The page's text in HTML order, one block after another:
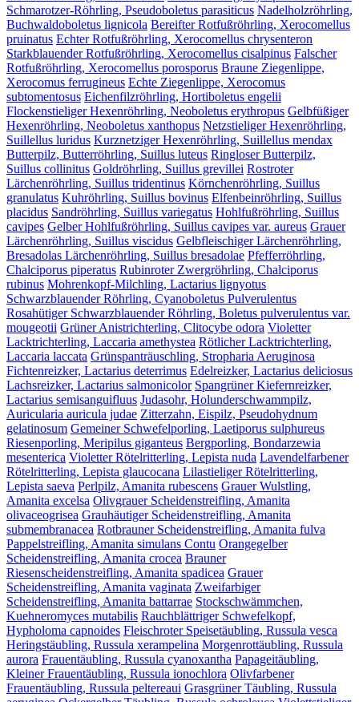
Schmarotzer-Röhrling, Pseudoboletus parasiticus Nadelholzröhrling,
Buchwaldoboletus lignicola Bereifter Rotfußröhrling, Xerocomellus
pruinatus Echter Rotfußröhrling, Xerocomellus chrysenteron
Starkblauender Rotfußröhrling, Xerocomellus cisalpinus Falscher
Rotfußröhrling, Xerocomellus porosporus Braune Ziegenlippe,
Xerocomus ferrugineus Echte Ziegenlippe, Xerocomus
subtomentosus Eichenfilzröhrling, Hortiboletus engelii
Flockenstieliger Hexenröhrling, Neoboletus erythropus Gelbfüßiger
Hexenröhrling, Neoboletus xanthopus Netzstieliger Hexenröhrling,
Suillellus luridus Kurznetziger Hexenröhrling, Suillellus mendax
Butterpilz, Butterröhrling, Suillus luteus Ringloser Butterpilz,
Suillus collinitus Goldröhrling, Suillus grevillei Rostroter
Lärchenröhrling, Suillus tridentinus Körnchenröhrling, Suillus
granulatus Kuhröhrling, Suillus bovinus Elfenbeinröhrling, Suillus
placidus Sandröhrling, Suillus variegatus Hohlfußröhrling, Suillus
cavipes Gelber Hohlfußröhrling, Suillus cavipes var. aureus Grauer
Lärchenröhrling, Suillus viscidus Gelbfleischiger Lärchenröhrling,
Bresadolas Lärchenröhrling, Suillus bresadolae Pfefferröhrling,
Chalciporus piperatus Rubinroter Zwergröhrling, Chalciporus
rubinus Mohrenkopf-Milchling, Lactarius lignyotus
Schwarzblauender Röhrling, Cyanoboletus Pulverulentus
Rosahütiger Schwarzblauender Röhrling, Boletus pulverulentus var.
mougeotii Grüner Anistrichterling, Clitocybe odora Violetter
Lacktrichterling, Laccaria amethystea Rötlicher Lacktrichterling,
Laccaria laccata Grünspanträuschling, Stropharia Aeruginosa
Fichtenreizker, Lactarius deterrimus Edelreizker, Lactarius deliciosus
Lachsreizker, Lactarius salmonicolor Spangrüner Kiefernreizker,
Lactarius semisanguifluus Judasohr, Holunderschwammpilz,
Auricularia auricula judae Zitterzahn, Eispilz, Pseudohydnum
gelatinosum Gemeiner Schwefelporling, Laetiporus sulphureus
Riesenporling, Meripilus giganteus Bergporling, Bondarzewia
mesenterica Violetter Rötelritterling, Lepista nuda Lavendelfarbener
Rötelritterling, Lepista glaucocana Lilastieliger Rötelritterling,
Lepista saeva Perlpilz, Amanita rubescens Grauer Wulstling,
Amanita excelsa Olivgrauer Scheidenstreifling, Amanita
olivaceogrisea Grauhäutiger Scheidenstreifling, Amanita
submembranacea Rotbrauner Scheidenstreifling, Amanita fulva
Pappelstreifling, Amanita simulans Contu Orangegelber
Scheidenstreifling, Amanita crocea Brauner
Riesenscheidenstreifling, Amanita spadicea Grauer
Scheidenstreifling, Amanita vaginata Zweifarbiger
Scheidenstreifling, Amanita battarrae Stockschwämmchen,
Kuehneromyces mutabilis Rauchblättriger Schwefelkopf,
Hypholoma capnoides Fleischroter Speisetäubling, Russula vesca
Heringstäubling, Russula xerampelina Morgenrottäubling, Russula
aurora Frauentäubling, Russula cyanoxantha Papageitäubling,
Kleiner Frauentäubling, Russula ionochlora Olivfarbener
Frauentäubling, Russula peltereaui Grasgrüner Täubling, Russula